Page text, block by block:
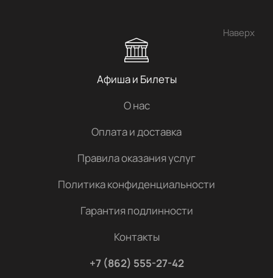
Наверх
Афиша и Билеты
О нас
Оплата и доставка
Правила оказания услуг
Политика конфиденциальности
Гарантия подлинности
Контакты
+7 (862) 555-27-42